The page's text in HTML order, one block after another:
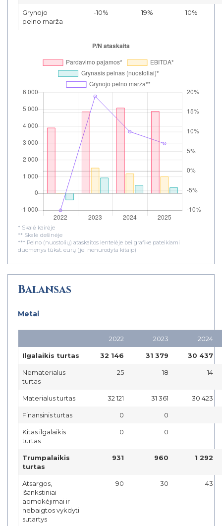
Grynojo
pelno marža
-10% 19% 10%
* Skalė kairėje
** Skalė dešinėje
*** Pelno (nuostolių) ataskaitos lentelėje bei grafike pateikiami
duomenys tūkst. eurų (jei nenurodyta kitaip)
Balansas
Metai
2022 2023 2024
Ilgalaikis turtas 32 146 31 379 30 437
Nematerialus
turtas
25 18 14
Materialus turtas 32 121 31 361 30 423
Finansinis turtas 0 0
Kitas ilgalaikis
turtas
0 0
Trumpalaikis
turtas
931 960 1 292
Atsargos,
išankstiniai
apmokėjimai ir
nebaigtos vykdyti
sutartys
90 30 43